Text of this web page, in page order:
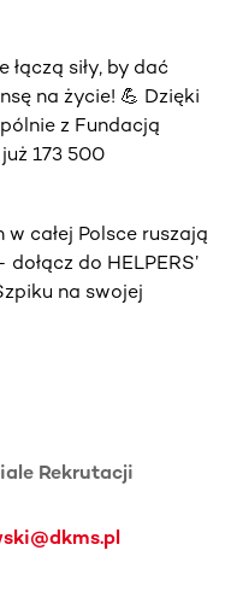
łączą siły, by dać
na życie! 💪 Dzięki
z Fundacją
173 500
całej Polsce ruszają
do HELPERS’
na swojej
Rekrutacji